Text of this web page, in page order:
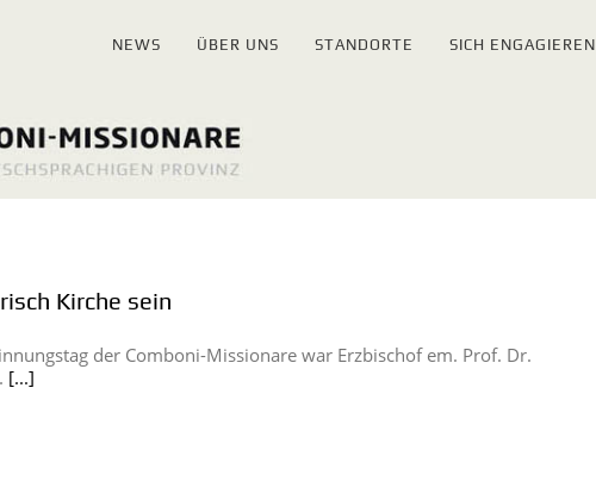
NEWS ÜBER UNS STANDORTE SICH ENGAGIEREN
Kirche sein
der Comboni-Missionare war Erzbischof em. Prof. Dr.
[...]